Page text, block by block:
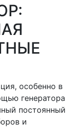
особенно в
генератора
постоянный
и